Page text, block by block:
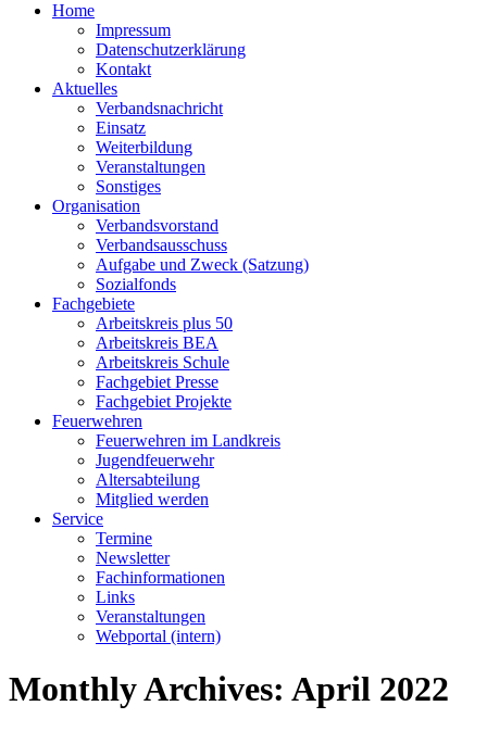
Home
Impressum
Datenschutzerklärung
Kontakt
Aktuelles
Verbandsnachricht
Einsatz
Weiterbildung
Veranstaltungen
Sonstiges
Organisation
Verbandsvorstand
Verbandsausschuss
Aufgabe und Zweck (Satzung)
Sozialfonds
Fachgebiete
Arbeitskreis plus 50
Arbeitskreis BEA
Arbeitskreis Schule
Fachgebiet Presse
Fachgebiet Projekte
Feuerwehren
Feuerwehren im Landkreis
Jugendfeuerwehr
Altersabteilung
Mitglied werden
Service
Termine
Newsletter
Fachinformationen
Links
Veranstaltungen
Webportal (intern)
Monthly Archives: April 2022